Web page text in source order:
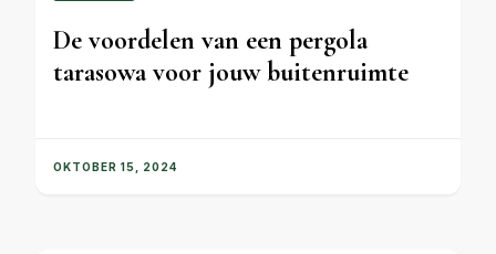
De voordelen van een pergola
tarasowa voor jouw buitenruimte
OKTOBER 15, 2024